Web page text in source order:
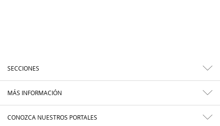
SECCIONES
MÁS INFORMACIÓN
CONOZCA NUESTROS PORTALES